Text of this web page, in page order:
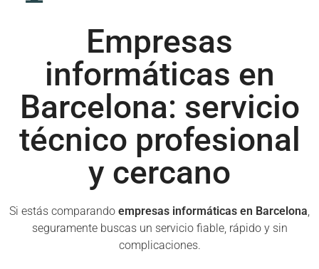
Empresas
informáticas en
Barcelona: servicio
técnico profesional
y cercano
Si estás comparando empresas informáticas en Barcelona,
seguramente buscas un servicio fiable, rápido y sin
complicaciones.